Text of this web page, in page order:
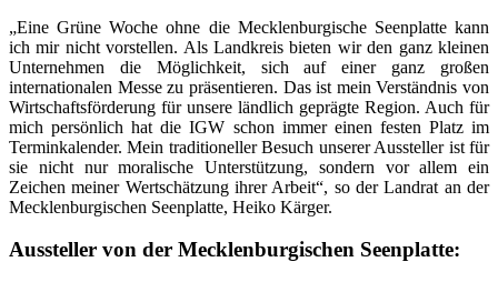
„Eine Grüne Woche ohne die Mecklenburgische Seenplatte kann
ich mir nicht vorstellen. Als Landkreis bieten wir den ganz kleinen
Unternehmen die Möglichkeit, sich auf einer ganz großen
internationalen Messe zu präsentieren. Das ist mein Verständnis von
Wirtschaftsförderung für unsere ländlich geprägte Region. Auch für
mich persönlich hat die IGW schon immer einen festen Platz im
Terminkalender. Mein traditioneller Besuch unserer Aussteller ist für
sie nicht nur moralische Unterstützung, sondern vor allem ein
Zeichen meiner Wertschätzung ihrer Arbeit“, so der Landrat an der
Mecklenburgischen Seenplatte, Heiko Kärger.
Aussteller von der Mecklenburgischen Seenplatte: